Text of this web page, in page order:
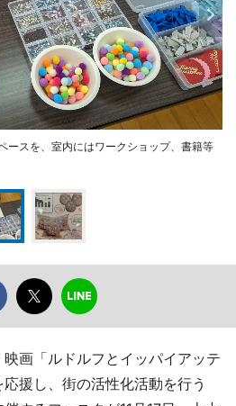
ースを、室内にはワークショップ、書籍等
画「ルドルフとイッパイアッテ
援し、街の活性化活動を行う